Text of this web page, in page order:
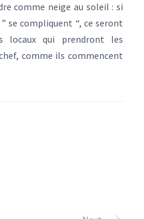
comme neige au soleil : si
se compliquent “, ce seront
locaux qui prendront les
comme ils commencent